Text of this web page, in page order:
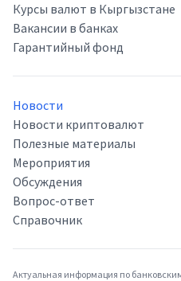
Курсы валют в Кыргызстане
Вакансии в банках
Гарантийный фонд
Новости
Новости криптовалют
Полезные материалы
Мероприятия
Обсуждения
Вопрос-ответ
Справочник
Актуальная информация по